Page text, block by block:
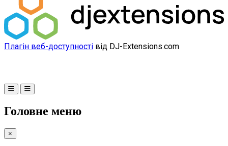
Плагін веб-доступності від DJ-Extensions.com
Головне меню
×